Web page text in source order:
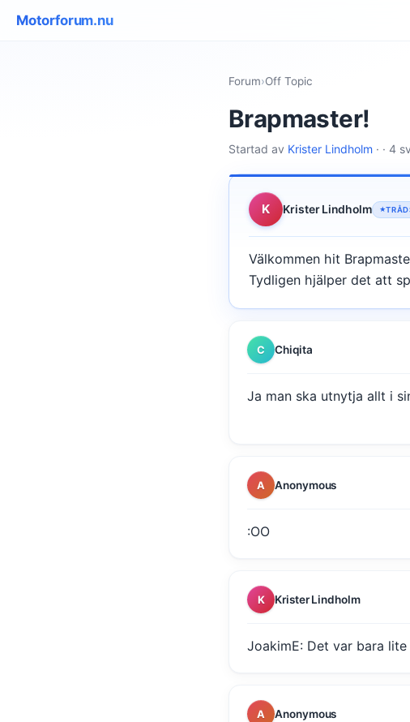
Motorforum.nu
Forum›Off Topic
Brapmaster!
Startad av Krister Lindholm · · 4
K Krister Lindholm
Välkommen hit
Tydligen hjälper det att
C Chiqita
Ja man ska utnytja allt i
A Anonymous
:OO
K Krister Lindholm
JoakimE: Det var bara
A Anonymous